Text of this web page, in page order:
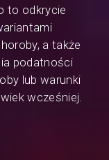
to odkrycie
a także
podatności
lub warunki
wcześniej.